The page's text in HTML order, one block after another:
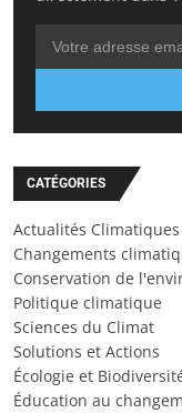
CATÉGORIES
Actualités Climatiques
Changements
Conservation de
Politique climatique
Sciences du Climat
Solutions et Actions
Écologie et
Éducation au